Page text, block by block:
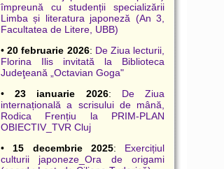
împreună cu studenții specializării
Limba și literatura japoneză (An 3,
Facultatea de Litere, UBB)
•20 februarie 2026: De Ziua lecturii,
Florina Ilis invitată la Biblioteca
Judeţeană „Octavian Goga"
•23 ianuarie 2026: De Ziua
internațională a scrisului de mână,
Rodica Frențiu la PRIM-PLAN
OBIECTIV_TVR Cluj
• 15 decembrie 2025: Exercițiul
culturii japoneze_Ora de origami